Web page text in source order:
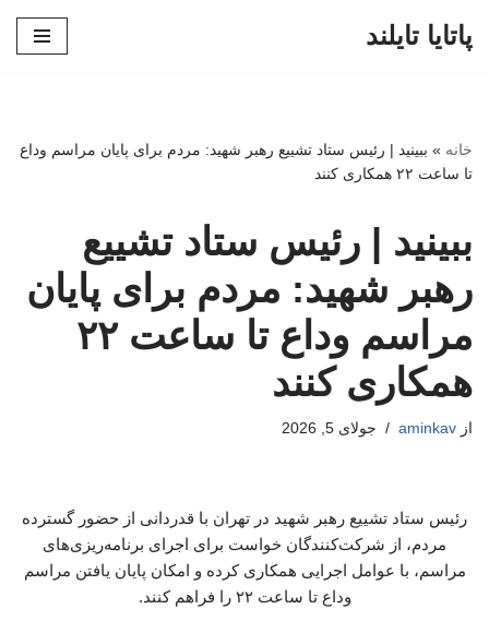
پاتایا تایلند
خانه » ببینید | رئیس ستاد تشییع رهبر شهید: مردم برای پایان مراسم وداع
تا ساعت ۲۲ همکاری کنند
ببینید | رئیس ستاد تشییع
رهبر شهید: مردم برای پایان
مراسم وداع تا ساعت ۲۲
همکاری کنند
از aminkav جولای 5, 2026
رئیس ستاد تشییع رهبر شهید در تهران با قدردانی از حضور گسترده
مردم، از شرکت‌کنندگان خواست برای اجرای برنامه‌ریزی‌های
مراسم، با عوامل اجرایی همکاری کرده و امکان پایان یافتن مراسم
وداع تا ساعت ۲۲ را فراهم کنند.